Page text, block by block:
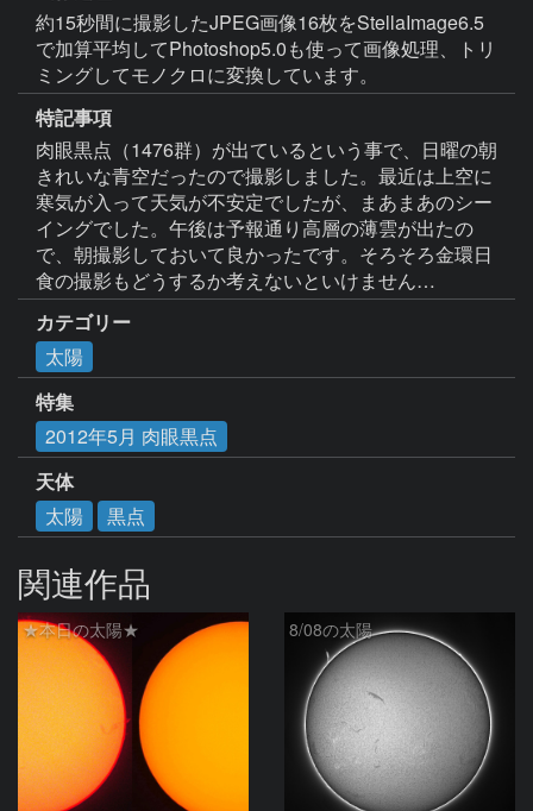
約15秒間に撮影したJPEG画像16枚をStellaImage6.5
で加算平均してPhotoshop5.0も使って画像処理、トリ
ミングしてモノクロに変換しています。
特記事項
肉眼黒点（1476群）が出ているという事で、日曜の朝
きれいな青空だったので撮影しました。最近は上空に
寒気が入って天気が不安定でしたが、まあまあのシー
イングでした。午後は予報通り高層の薄雲が出たの
で、朝撮影しておいて良かったです。そろそろ金環日
食の撮影もどうするか考えないといけません…
カテゴリー
太陽
特集
2012年5月 肉眼黒点
天体
太陽
黒点
関連作品
★本日の太陽★ 8/08の太陽